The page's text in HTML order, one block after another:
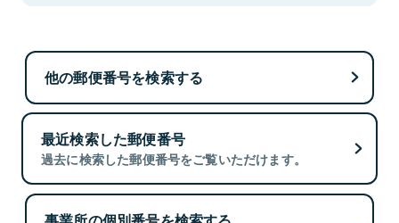
他の郵便番号を検索する
最近検索した郵便番号
過去に検索した郵便番号をご覧いただけます。